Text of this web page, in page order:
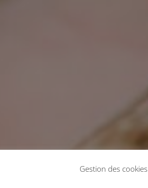
Gestion des cookies